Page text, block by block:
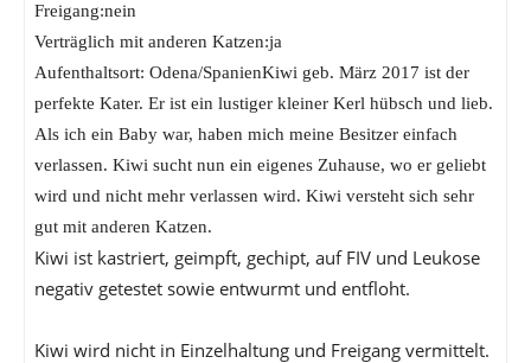
Freigang:nein
Verträglich mit anderen Katzen:ja
Aufenthaltsort: Odena/SpanienKiwi geb. März 2017 ist der
perfekte Kater. Er ist ein lustiger kleiner Kerl hübsch und lieb.
Als ich ein Baby war, haben mich meine Besitzer einfach
verlassen. Kiwi sucht nun ein eigenes Zuhause, wo er geliebt
wird und nicht mehr verlassen wird. Kiwi versteht sich sehr
gut mit anderen Katzen.
Kiwi ist kastriert, geimpft, gechipt, auf FIV und Leukose
negativ getestet sowie entwurmt und entfloht.
Kiwi wird nicht in Einzelhaltung und Freigang vermittelt.